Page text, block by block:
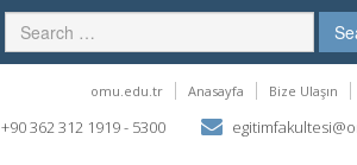
omu.edu.tr Anasayfa Bize Ulaşın
+90 362 312 1919 - 5300